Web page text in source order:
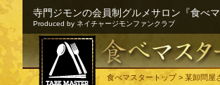
寺門ジモンの会員制グルメサロン『食べマ
Produced by ネイチャージモンファンクラブ
食べマスタートップ> 某卸問屋